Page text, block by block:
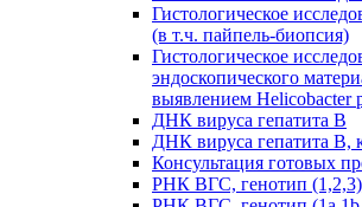
Гистологическое
(в т.ч. пайпель-биопсия)
Гистологическое
эндоскопического
выявлением Helicobacter
ДНК вируса гепатита B
ДНК вируса гепатита B,
Консультация готовых
РНК ВГC, генотип (1,2,3)